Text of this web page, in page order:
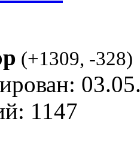
(+1309, -328)
1147